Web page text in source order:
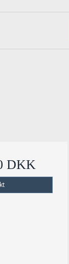
DKK